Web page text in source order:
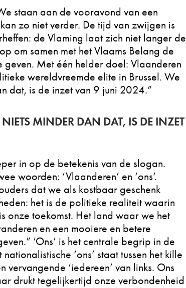
staan aan de vooravond van een
zo niet verder. De tijd van zwijgen is
de Vlaming laat zich niet langer de
om samen met het Vlaams Belang de
geven. Met één helder doel: Vlaanderen
wereldvreemde elite in Brussel. We
dat, is de inzet van 9 juni 2024.”
MINDER DAN DAT, IS DE INZET
in op de betekenis van de slogan.
woorden: ‘Vlaanderen’ en ‘ons’.
dat we als kostbaar geschenk
het is de politieke realiteit waarin
onze toekomst. Het land waar we het
en een mooiere en betere
‘Ons’ is het centrale begrip in de
‘ons’ staat tussen het kille
vervangende ‘iedereen’ van links. Ons
drukt tegelijkertijd onze verbondenheid